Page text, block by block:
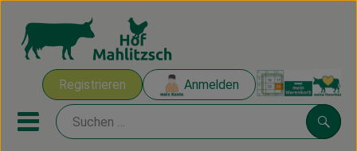
Registrieren Anmelden
Mobiles Menu öffnen oder